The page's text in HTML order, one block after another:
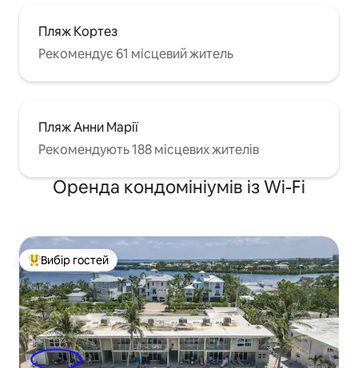
Пляж Кортез
Рекомендує 61 місцевий житель
Пляж Анни Марії
Рекомендують 188 місцевих жителів
Оренда кондомініумів із Wi-Fi
Топ вибір гостей
Вибір гостей